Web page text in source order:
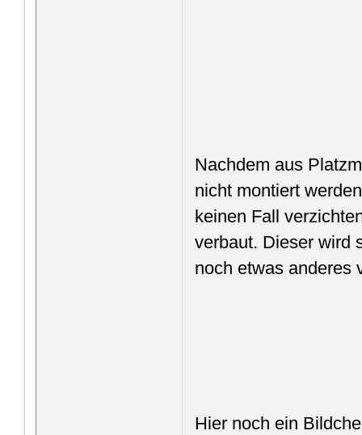
Nachdem aus
nicht montiert
keinen Fall
verbaut. Dieser wird
noch etwas anderes
Hier noch ein